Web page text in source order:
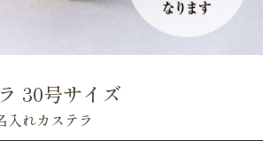
30号サイズ
入れカステラ